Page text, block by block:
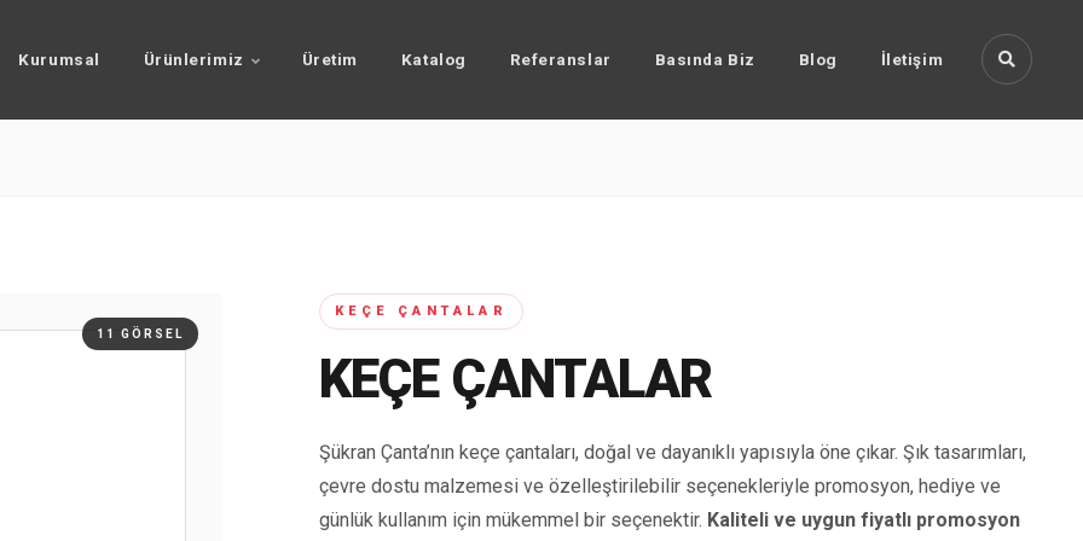
Kurumsal Ürünlerimiz Üretim Katalog Referanslar Basında Biz Blog İletişim
11 GÖRSEL
KEÇE ÇANTALAR
KEÇE ÇANTALAR
Şükran Çanta’nın keçe çantaları, doğal ve dayanıklı yapısıyla öne çıkar. Şık tasarımları,
çevre dostu malzemesi ve özelleştirilebilir seçenekleriyle promosyon, hediye ve
günlük kullanım için mükemmel bir seçenektir. Kaliteli ve uygun fiyatlı promosyon